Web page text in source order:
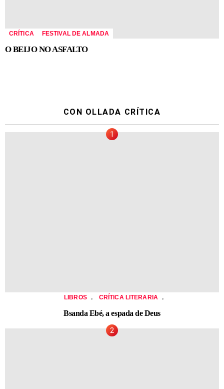
CRÍTICA FESTIVAL DE ALMADA
O BEIJO NO ASFALTO
CON OLLADA CRÍTICA
LIBROS , CRÍTICA LITERARIA ,
Bsanda Ebé, a espada de Deus